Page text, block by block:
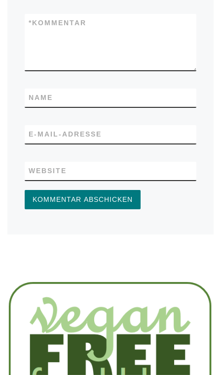
KOMMENTAR
*
NAME
E-MAIL-ADRESSE
WEBSITE